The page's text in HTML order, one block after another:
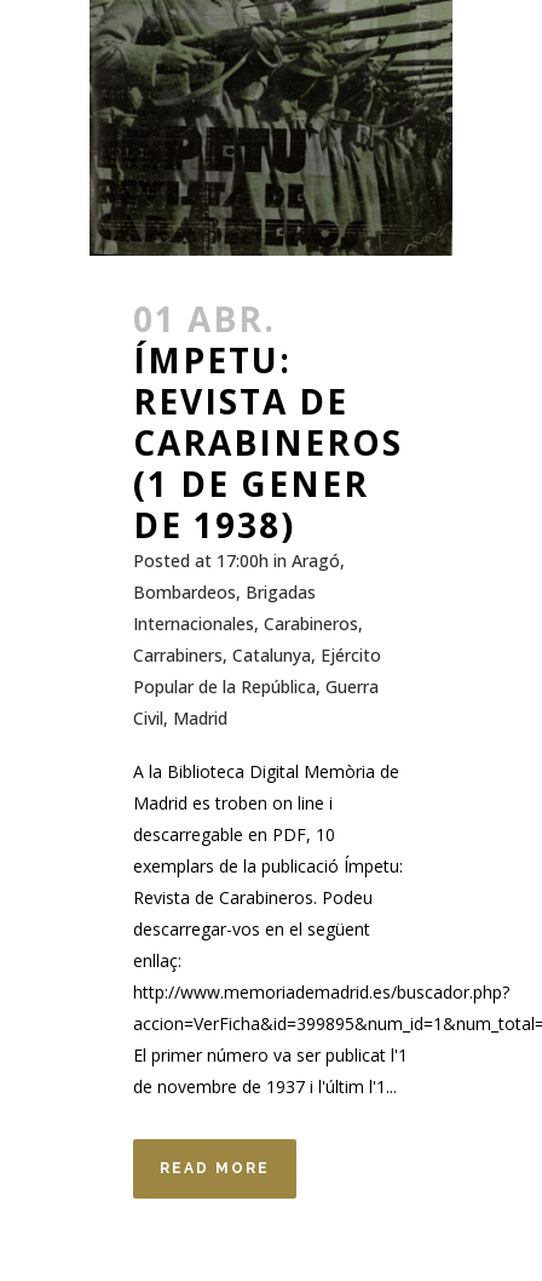
01 ABR.
ÍMPETU:
REVISTA DE
CARABINEROS
(1 DE GENER
DE 1938)
Posted at 17:00h in Aragó,
Bombardeos, Brigadas
Internacionales, Carabineros,
Carrabiners, Catalunya, Ejército
Popular de la República, Guerra
Civil, Madrid
A la Biblioteca Digital Memòria de
Madrid es troben on line i
descarregable en PDF, 10
exemplars de la publicació Ímpetu:
Revista de Carabineros. Podeu
descarregar-vos en el següent
enllaç:
http://www.memoriademadrid.es/buscador.php?
El primer número va ser publicat l'1
de novembre de 1937 i l'últim l'1...
READ MORE